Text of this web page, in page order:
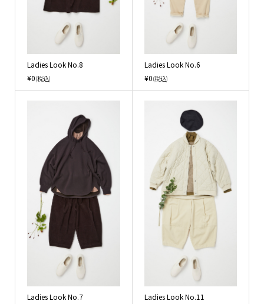
Ladies Look No.8
¥0(税込)
Ladies Look No.6
¥0(税込)
Ladies Look No.7
Ladies Look No.11